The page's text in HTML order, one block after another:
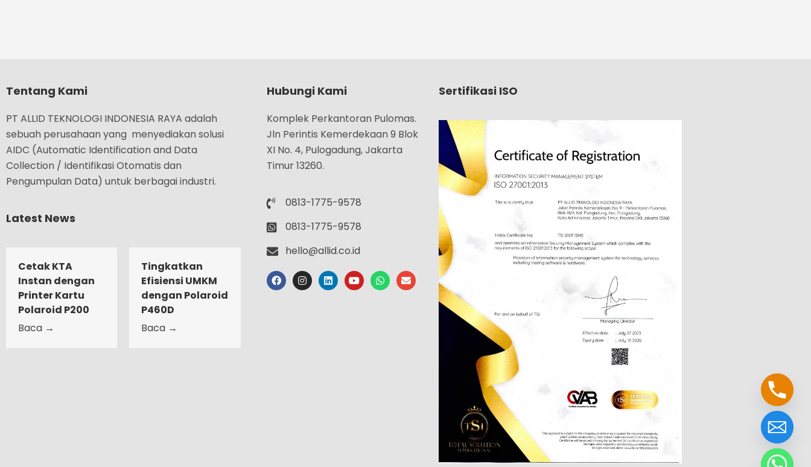
Tentang Kami
PT ALLID TEKNOLOGI INDONESIA RAYA adalah
sebuah perusahaan yang menyediakan solusi
AIDC (Automatic Identification and Data
Collection / Identifikasi Otomatis dan
Pengumpulan Data) untuk berbagai industri.
Latest News
Cetak KTA
Instan dengan
Printer Kartu
Polaroid P200
Baca →
Tingkatkan
Efisiensi UMKM
dengan Polaroid
P460D
Baca →
Hubungi Kami
Komplek Perkantoran Pulomas.
Jln Perintis Kemerdekaan 9 Blok
XI No. 4, Pulogadung, Jakarta
Timur 13260.
0813-1775-9578
0813-1775-9578
hello@allid.co.id
Sertifikasi ISO